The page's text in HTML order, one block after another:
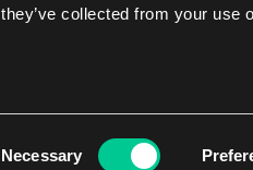
they’ve collected from your use
Necessary